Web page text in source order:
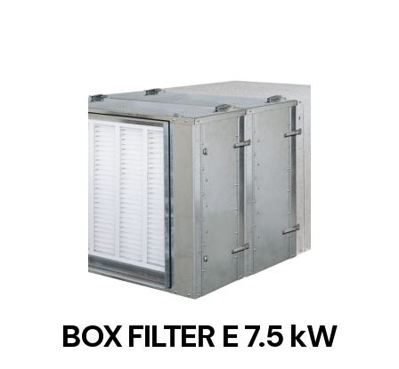
DETAILS
BOX FILTER E 7.5 kW